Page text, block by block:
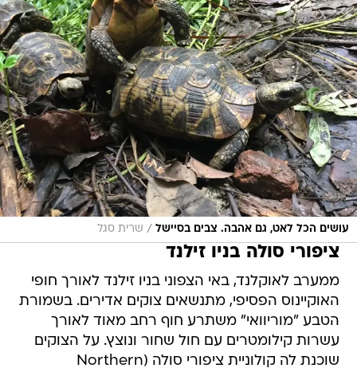
עושים הכל לאט, גם אהבה. צבים בסיישל / שרית סגל
ציפורי סולה בניו זילנד
ממערב לאוקלנד, באי הצפוני בניו זילנד לאורך חופי
האוקיינוס הפסיפי, מתנשאים צוקים אדירים. בשמורת
הטבע "מוריוואי" משתרע חוף רחב מאוד לאורך
עשרות קילומטרים עם חול שחור ונוצץ. על הצוקים
שוכנת לה קולוניית ציפורי סולה (Northern